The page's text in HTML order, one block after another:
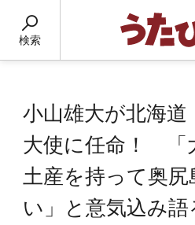
検索
小山雄大が北海道
大使に任命！ 「
土産を持って奥尻
い」と意気込み語